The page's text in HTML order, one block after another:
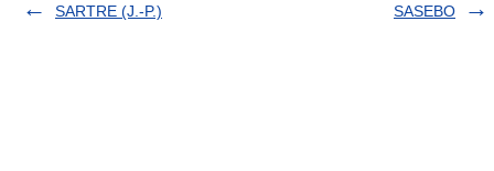
SARTRE (J.-P.)
SASEBO